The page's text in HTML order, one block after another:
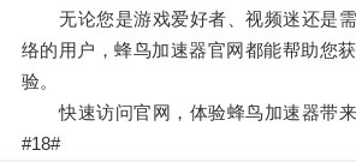
无论您是游戏爱好者、视频迷还是需
络的用户，蜂鸟加速器官网都能帮助您
验。
快速访问官网，体验蜂鸟加速器带来
#18#